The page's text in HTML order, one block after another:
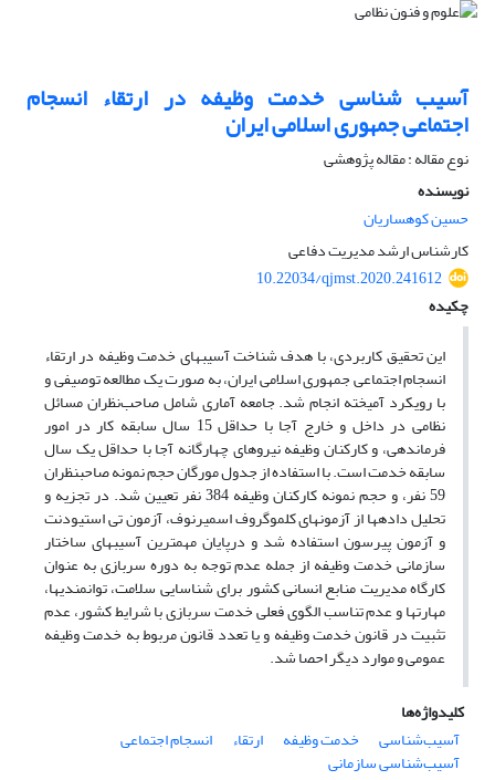
آسیب شناسی خدمت وظیفه در ارتقاء انسجام
اجتماعی جمهوری اسلامی ایران
نوع مقاله : مقاله پژوهشی
نویسنده
حسین کوهساریان
کارشناس ارشد مدیریت دفاعی
10.22034/qjmst.2020.241612
چکیده
این تحقیق کاربردی، با هدف شناخت آسیب­های خدمت وظیفه در ارتقاء
انسجام اجتماعی جمهوری اسلامی ایران، به صورت یک مطالعه توصیفی و
با رویکرد آمیخته انجام شد. جامعه آماری شامل صاحب‌نظران مسائل
نظامی در داخل و خارج آجا با حداقل 15 سال سابقه کار در امور
فرماندهی، و کارکنان وظیفه نیروهای چهارگانه آجا با حداقل یک سال
سابقه خدمت است. با استفاده از جدول مورگان حجم نمونه صاحب­نظران
59 نفر، و حجم نمونه کارکنان وظیفه 384 نفر تعیین شد. در تجزیه و
تحلیل داده­ها از آزمون­های کلموگروف اسمیرنوف، آزمون تی استیودنت
و آزمون پیرسون استفاده شد و درپایان مهم­ترین آسیب­های ساختار
سازمانی خدمت وظیفه از جمله عدم توجه به دوره سربازی به عنوان
کارگاه مدیریت منابع انسانی کشور برای شناسایی سلامت، توانمندی­ها،
مهارت­ها و عدم تناسب الگوی فعلی خدمت سربازی با شرایط کشور، عدم
تثبیت در قانون خدمت وظیفه و یا تعدد قانون مربوط به خدمت وظیفه
عمومی و موارد دیگر احصا شد.
کلیدواژه‌ها
آسیب‌شناسی
خدمت وظیفه ارتقاء انسجام اجتماعی
آسیب‌شناسی سازمانی